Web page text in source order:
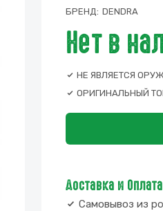
БРЕНД: DENDRA
Нет в
НЕ ЯВЛЯЕТСЯ
ОРИГИНАЛЬНЫЙ
Доставка и Оплата
Самовывоз из